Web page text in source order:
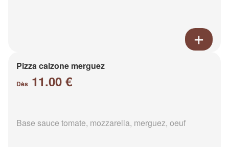
Pizza calzone merguez
Dès 11.00 €
Base sauce tomate, mozzarella, merguez, oeuf